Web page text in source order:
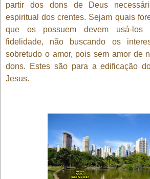
partir dos dons de Deus
espiritual dos crentes. Sejam quais
que os possuem devem usá-los
fidelidade, não buscando os
sobretudo o amor, pois sem amor de
dons. Estes são para a edificação
Jesus.